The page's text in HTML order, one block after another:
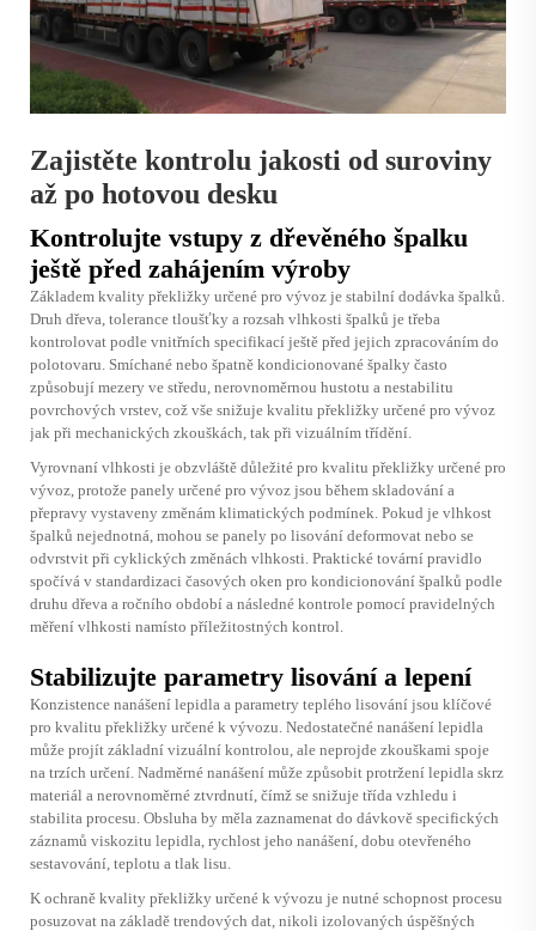
Zajistěte kontrolu jakosti od suroviny
až po hotovou desku
Kontrolujte vstupy z dřevěného špalku
ještě před zahájením výroby
Základem kvality překližky určené pro vývoz je stabilní dodávka špalků.
Druh dřeva, tolerance tloušťky a rozsah vlhkosti špalků je třeba
kontrolovat podle vnitřních specifikací ještě před jejich zpracováním do
polotovaru. Smíchané nebo špatně kondicionované špalky často
způsobují mezery ve středu, nerovnoměrnou hustotu a nestabilitu
povrchových vrstev, což vše snižuje kvalitu překližky určené pro vývoz
jak při mechanických zkouškách, tak při vizuálním třídění.
Vyrovnaní vlhkosti je obzvláště důležité pro kvalitu překližky určené pro
vývoz, protože panely určené pro vývoz jsou během skladování a
přepravy vystaveny změnám klimatických podmínek. Pokud je vlhkost
špalků nejednotná, mohou se panely po lisování deformovat nebo se
odvrstvit při cyklických změnách vlhkosti. Praktické tovární pravidlo
spočívá v standardizaci časových oken pro kondicionování špalků podle
druhu dřeva a ročního období a následné kontrole pomocí pravidelných
měření vlhkosti namísto příležitostných kontrol.
Stabilizujte parametry lisování a lepení
Konzistence nanášení lepidla a parametry teplého lisování jsou klíčové
pro kvalitu překližky určené k vývozu. Nedostatečné nanášení lepidla
může projít základní vizuální kontrolou, ale neprojde zkouškami spoje
na trzích určení. Nadměrné nanášení může způsobit protržení lepidla skrz
materiál a nerovnoměrné ztvrdnutí, čímž se snižuje třída vzhledu i
stabilita procesu. Obsluha by měla zaznamenat do dávkově specifických
záznamů viskozitu lepidla, rychlost jeho nanášení, dobu otevřeného
sestavování, teplotu a tlak lisu.
K ochraně kvality překližky určené k vývozu je nutné schopnost procesu
posuzovat na základě trendových dat, nikoli izolovaných úspěšných